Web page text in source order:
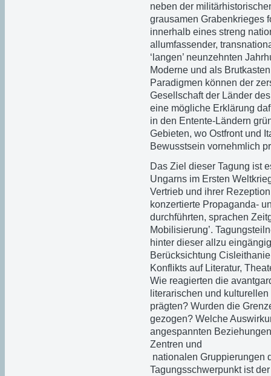
neben der
grausamen Grabenkrieges
innerhalb eines streng
allumfassender,
‘langen’ neunzehnten
Moderne und als
Paradigmen können der
Gesellschaft der Länder
eine mögliche Erklärung
in den Entente-Ländern
Gebieten, wo Ostfront und
Bewusstsein vornehmlich
Das Ziel dieser Tagung ist
Ungarns im Ersten
Vertrieb und ihrer
konzertierte Propaganda-
durchführten, sprachen
Mobilisierung’.
hinter dieser allzu
Berücksichtung
Konflikts auf Literatur,
Wie reagierten die
literarischen und
prägten? Wurden die
gezogen? Welche
angespannten
Zentren und
nationalen Gruppierungen
Tagungsschwerpunkt ist